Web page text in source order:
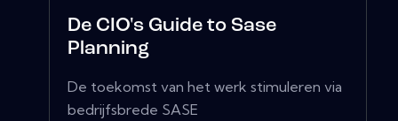
De CIO's Guide to Sase
Planning
De toekomst van het werk stimuleren via
bedrijfsbrede SASE